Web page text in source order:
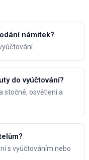
námitek?
do vyúčtování?
stočné, osvětlení a
s vyúčtováním nebo